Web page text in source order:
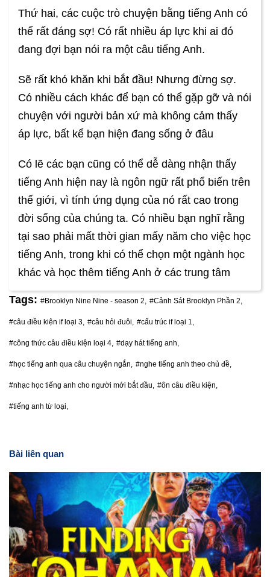
Thứ hai, các cuộc trò chuyện bằng tiếng Anh có
thể rất đáng sợ! Có rất nhiều áp lực khi ai đó
đang đợi bạn nói ra một câu tiếng Anh.
Sẽ rất khó khăn khi bắt đầu! Nhưng đừng sợ.
Có nhiều cách khác để bạn có thể gặp gỡ và nói
chuyện với người bản xứ mà không cảm thấy
áp lực, bất kể bạn hiện đang sống ở đâu
Có lẽ các bạn cũng có thể dễ dàng nhận thấy
tiếng Anh hiện nay là ngôn ngữ rất phổ biến trên
thế giới, vì tính ứng dụng của nó rất cao trong
đời sống của chúng ta. Có nhiều bạn nghĩ rằng
tại sao phải mất thời gian mấy năm cho việc học
tiếng Anh, trong khi có thể chọn một ngành học
khác và học thêm tiếng Anh ở các trung tâm
Tags: #Brooklyn Nine Nine - season 2, #Cảnh Sát Brooklyn Phần 2,
#câu điều kiện if loại 3, #câu hỏi đuôi, #cấu trúc if loại 1,
#công thức câu điều kiện loại 4, #dạy hát tiếng anh,
#học tiếng anh qua câu chuyện ngắn, #nghe tiếng anh theo chủ đề,
#nhạc học tiếng anh cho người mới bắt đầu, #ôn câu điều kiện,
#tiếng anh từ loại,
Bài liên quan